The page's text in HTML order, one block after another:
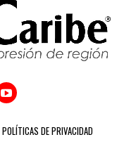
POLÍTICAS DE PRIVACIDAD